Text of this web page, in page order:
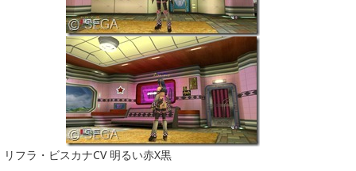
リフラ・ビスカナCV 明るい赤X黒